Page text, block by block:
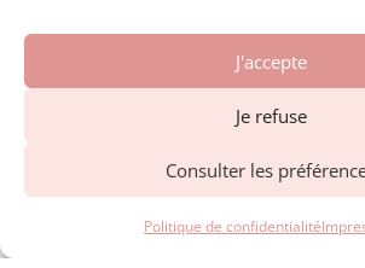
J'accepte
Je refuse
Consulter les
Politique de confidentialité
Conditions générales de vente
Conditions générales d'utilisation
Politique de confidentialité
Formulaire de rétractation en ligne